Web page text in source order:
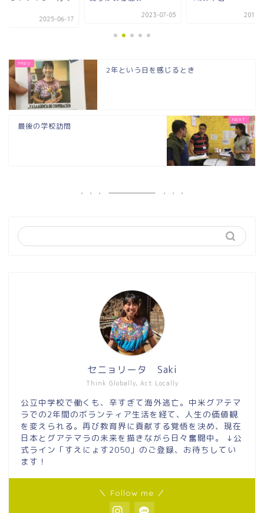
2025-06-17
2023-07-05 2017-
2年という日を感じるとき
最後の学校訪問
Think Globally, Act Locally
セニョリータ Saki
公立中学校で働くも、辛すぎて海外逃亡。中米グアテマ
ラでの2年間のボランティア生活を経て、人生の価値観
を変えられる。再び教育界に貢献する覚悟を決め、現在
日本とグアテマラの未来を描きながら日々奮闘中。 ↓公
式ライン「すえにょす2050」のご登録、お待ちしてい
ます！
＼ Follow me ／